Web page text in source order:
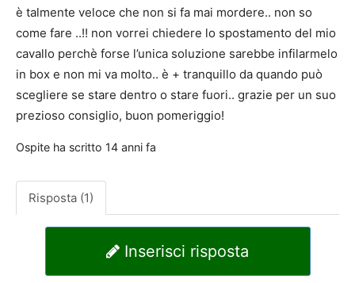
è talmente veloce che non si fa mai mordere.. non so
come fare ..!! non vorrei chiedere lo spostamento del mio
cavallo perchè forse l’unica soluzione sarebbe infilarmelo
in box e non mi va molto.. è + tranquillo da quando può
scegliere se stare dentro o stare fuori.. grazie per un suo
prezioso consiglio, buon pomeriggio!
Ospite ha scritto 14 anni fa
Risposta (1)
Inserisci risposta